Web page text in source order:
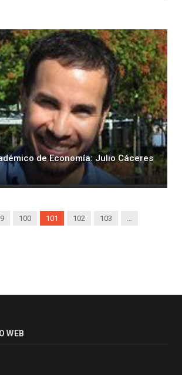
de Economía: Julio Cáceres
100 101 102 103
…
WEB